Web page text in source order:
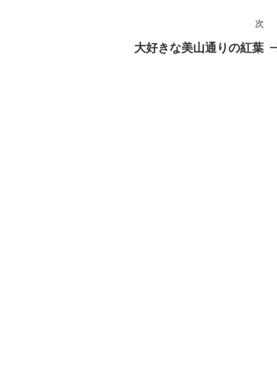
次
の
次
大好きな美山通りの紅葉